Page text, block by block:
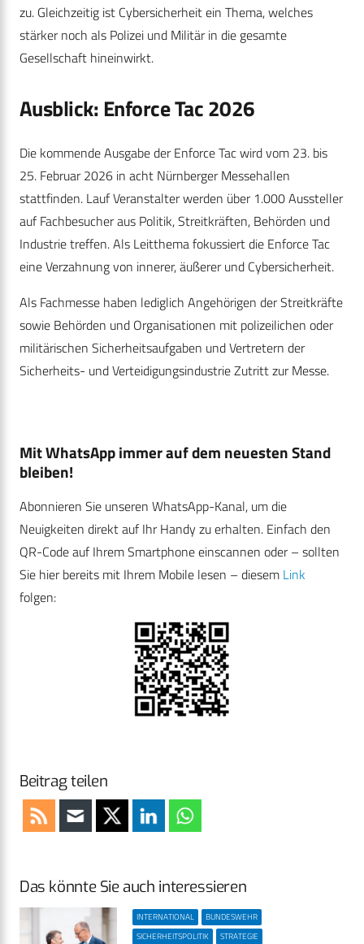
zu. Gleichzeitig ist Cybersicherheit ein Thema, welches
stärker noch als Polizei und Militär in die gesamte
Gesellschaft hineinwirkt.
Ausblick: Enforce Tac 2026
Die kommende Ausgabe der Enforce Tac wird vom 23. bis
25. Februar 2026 in acht Nürnberger Messehallen
stattfinden. Lauf Veranstalter werden über 1.000 Aussteller
auf Fachbesucher aus Politik, Streitkräften, Behörden und
Industrie treffen. Als Leitthema fokussiert die Enforce Tac
eine Verzahnung von innerer, äußerer und Cybersicherheit.
Als Fachmesse haben lediglich Angehörigen der Streitkräfte
sowie Behörden und Organisationen mit polizeilichen oder
militärischen Sicherheitsaufgaben und Vertretern der
Sicherheits- und Verteidigungsindustrie Zutritt zur Messe.
Mit WhatsApp immer auf dem neuesten Stand
bleiben!
Abonnieren Sie unseren WhatsApp-Kanal, um die
Neuigkeiten direkt auf Ihr Handy zu erhalten. Einfach den
QR-Code auf Ihrem Smartphone einscannen oder – sollten
Sie hier bereits mit Ihrem Mobile lesen – diesem Link
folgen:
Beitrag teilen
Das könnte Sie auch interessieren
INTERNATIONAL
BUNDESWEHR
SICHERHEITSPOLITIK
STRATEGIE